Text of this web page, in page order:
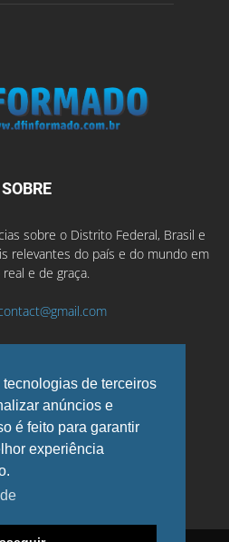
de terceiros
anúncios e
é feito para garantir
experiência
SOBRE
sobre o Distrito Federal, Brasil e
relevantes do país e do mundo em
e de graça.
NOS